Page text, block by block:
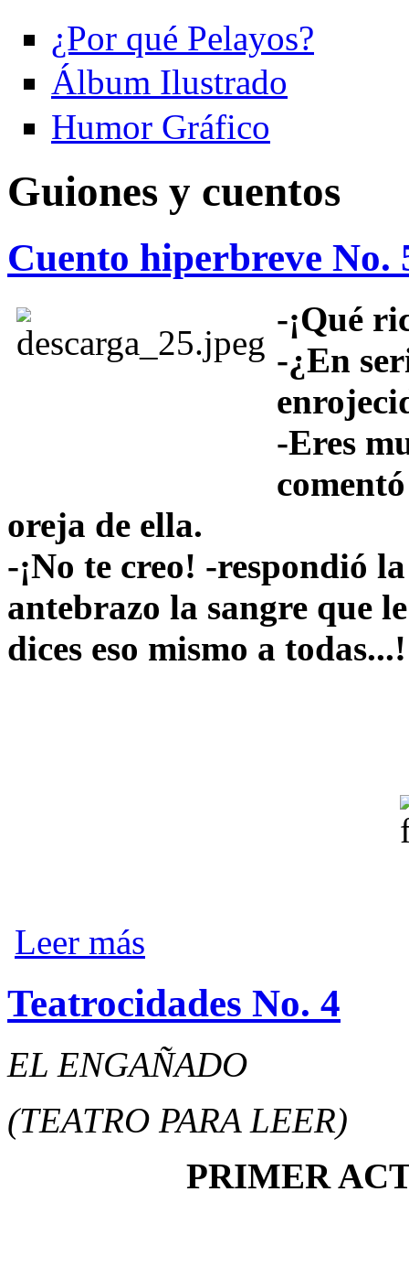
¿Por qué Pelayos?
Álbum Ilustrado
Humor Gráfico
Guiones y cuentos
Cuento hiperbreve No.
-¡Qué
-¿En
-Eres
oreja de ella.
-¡No te creo! -respondió
antebrazo la sangre que
dices eso mismo a todas...!
Leer más
Teatrocidades No. 4
EL ENGAÑADO
(TEATRO PARA LEER)
PRIMER